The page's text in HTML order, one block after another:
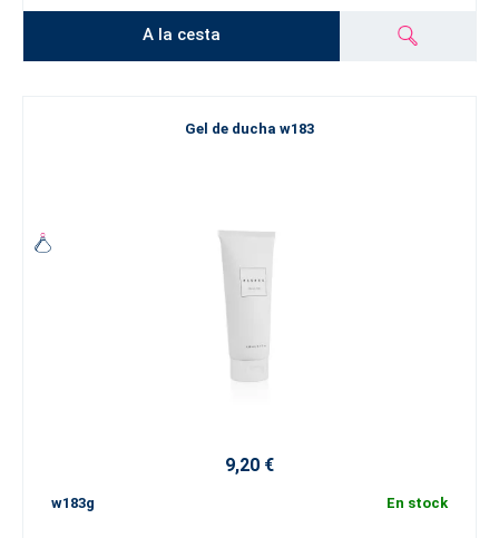
A la cesta
Gel de ducha w183
9,20 €
w183g En stock